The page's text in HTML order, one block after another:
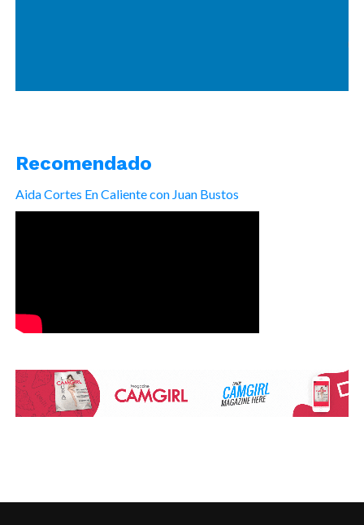
Recomendado
Aida Cortes En Caliente con Juan Bustos